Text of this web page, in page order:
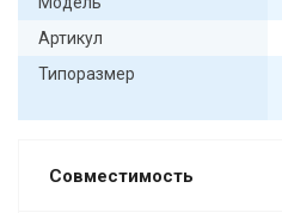
Артикул
Типоразмер
Совместимость